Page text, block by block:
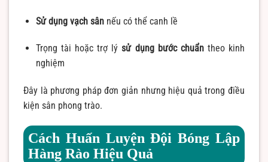
Sử dụng vạch sânnếu có thể canh lề
Trọng tài hoặc trợ lýsử dụng bước chuẩntheo kinh
nghiệm
Đây là phương pháp đơn giản nhưng hiệu quả trong điều
kiện sân phong trào.
Cách Huấn Luyện Đội Bóng Lập
Hàng Rào Hiệu Quả